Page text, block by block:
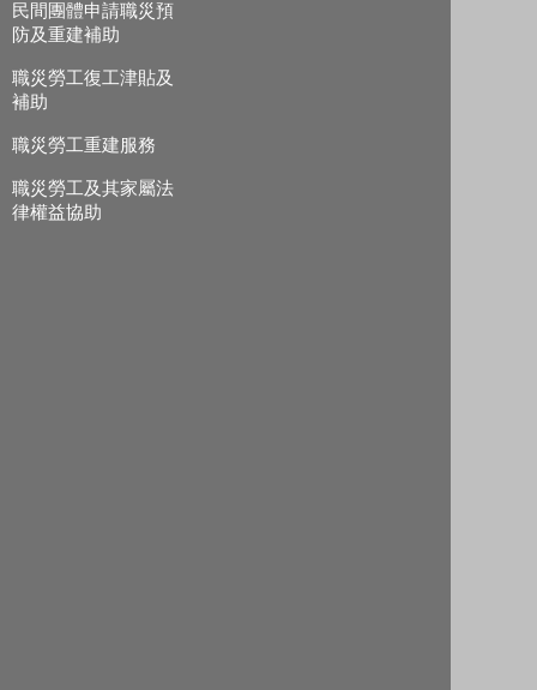
民間團體申請職災預
防及重建補助
職災勞工復工津貼及
補助
職災勞工重建服務
職災勞工及其家屬法
律權益協助